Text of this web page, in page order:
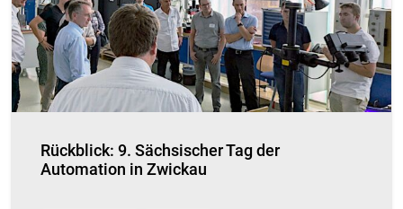
Rückblick: 9. Sächsischer Tag der
Automation in Zwickau